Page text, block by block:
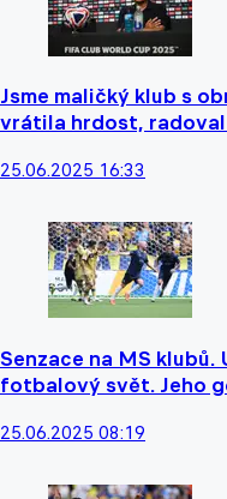
Jsme maličký klub s
vrátila hrdost, radoval
25.06.2025 16:33
Senzace na MS
fotbalový svět. Jeho
25.06.2025 08:19